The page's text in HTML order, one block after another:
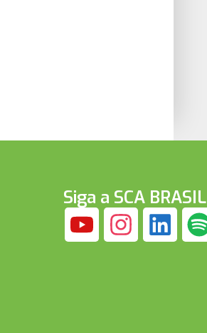
Siga a SCA BRASIL